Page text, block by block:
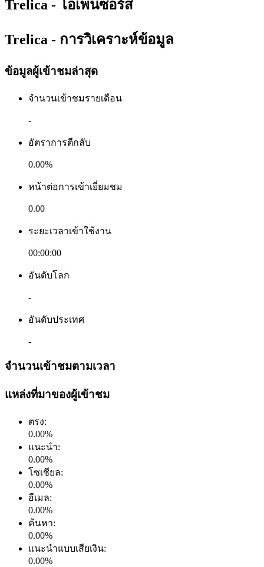
Trelica - โอเพนซอร์ส
Trelica - การวิเคราะห์ข้อมูล
ข้อมูลผู้เข้าชมล่าสุด
จำนวนเข้าชมรายเดือน
-
อัตราการตีกลับ
0.00%
หน้าต่อการเข้าเยี่ยมชม
0.00
ระยะเวลาเข้าใช้งาน
00:00:00
อันดับโลก
-
อันดับประเทศ
-
จำนวนเข้าชมตามเวลา
แหล่งที่มาของผู้เข้าชม
ตรง:
0.00%
แนะนำ:
0.00%
โซเชียล:
0.00%
อีเมล:
0.00%
ค้นหา:
0.00%
แนะนำแบบเสียเงิน:
0.00%